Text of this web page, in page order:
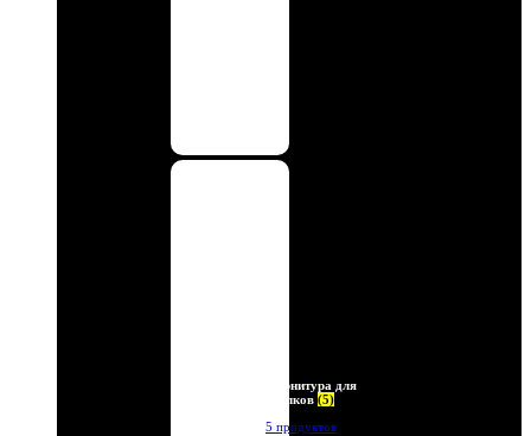
Фурнитура для
брелков (5)
5 продуктов